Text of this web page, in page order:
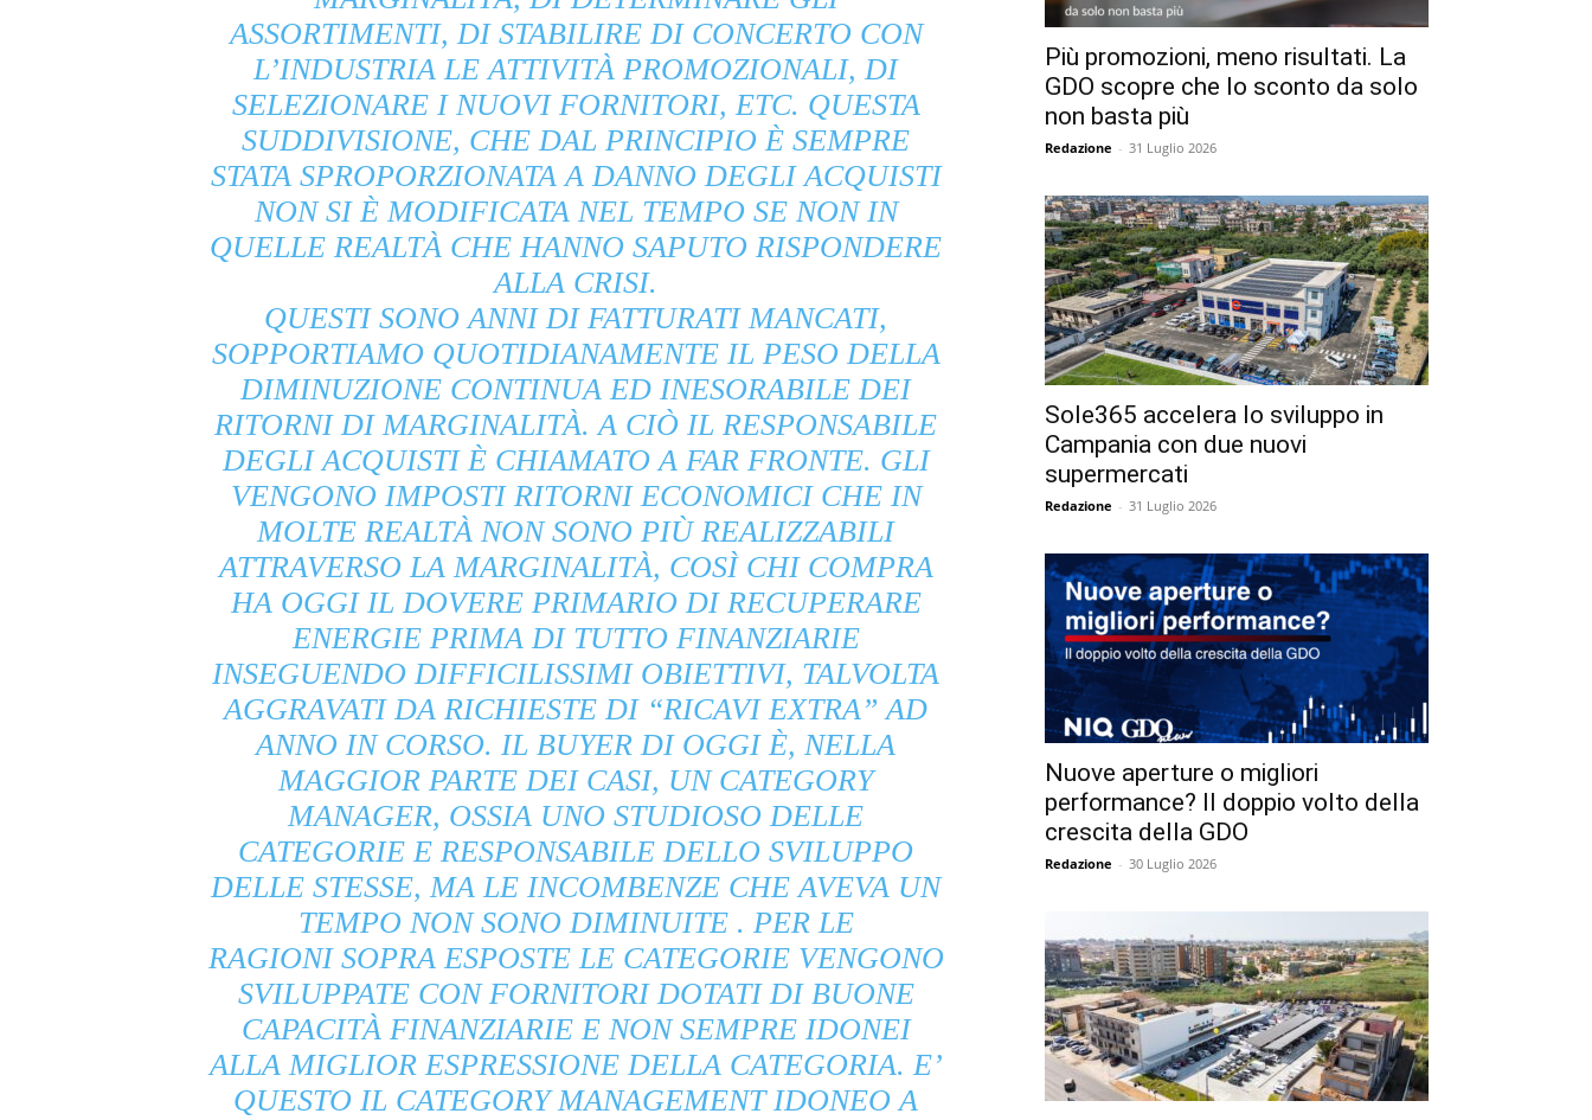
ASSORTIMENTI, DI STABILIRE DI CONCERTO CON
L’INDUSTRIA LE ATTIVITÀ PROMOZIONALI, DI
SELEZIONARE I NUOVI FORNITORI, ETC. QUESTA
SUDDIVISIONE, CHE DAL PRINCIPIO È SEMPRE
STATA SPROPORZIONATA A DANNO DEGLI ACQUISTI
NON SI È MODIFICATA NEL TEMPO SE NON IN
QUELLE REALTÀ CHE HANNO SAPUTO RISPONDERE
ALLA CRISI.
QUESTI SONO ANNI DI FATTURATI MANCATI,
SOPPORTIAMO QUOTIDIANAMENTE IL PESO DELLA
DIMINUZIONE CONTINUA ED INESORABILE DEI
RITORNI DI MARGINALITÀ. A CIÒ IL RESPONSABILE
DEGLI ACQUISTI È CHIAMATO A FAR FRONTE. GLI
VENGONO IMPOSTI RITORNI ECONOMICI CHE IN
MOLTE REALTÀ NON SONO PIÙ REALIZZABILI
ATTRAVERSO LA MARGINALITÀ, COSÌ CHI COMPRA
HA OGGI IL DOVERE PRIMARIO DI RECUPERARE
ENERGIE PRIMA DI TUTTO FINANZIARIE
INSEGUENDO DIFFICILISSIMI OBIETTIVI, TALVOLTA
AGGRAVATI DA RICHIESTE DI “RICAVI EXTRA” AD
ANNO IN CORSO. IL BUYER DI OGGI È, NELLA
MAGGIOR PARTE DEI CASI, UN CATEGORY
MANAGER, OSSIA UNO STUDIOSO DELLE
CATEGORIE E RESPONSABILE DELLO SVILUPPO
DELLE STESSE, MA LE INCOMBENZE CHE AVEVA UN
TEMPO NON SONO DIMINUITE . PER LE
RAGIONI SOPRA ESPOSTE LE CATEGORIE VENGONO
SVILUPPATE CON FORNITORI DOTATI DI BUONE
CAPACITÀ FINANZIARIE E NON SEMPRE IDONEI
ALLA MIGLIOR ESPRESSIONE DELLA CATEGORIA. E’
QUESTO IL CATEGORY MANAGEMENT IDONEO A
Più promozioni, meno risultati. La
GDO scopre che lo sconto da solo
non basta più
Redazione - 31 Luglio 2026
Sole365 accelera lo sviluppo in
Campania con due nuovi
supermercati
Redazione - 31 Luglio 2026
Nuove aperture o migliori
performance? Il doppio volto della
crescita della GDO
Redazione - 30 Luglio 2026